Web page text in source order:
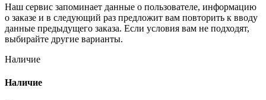
Наш сервис запоминает данные о пользователе, информацию
о заказе и в следующий раз предложит вам повторить к вводу
данные предыдущего заказа. Если условия вам не подходят,
выбирайте другие варианты.
Наличие
Наличие